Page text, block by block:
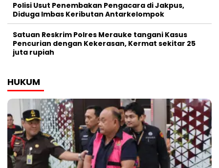
Polisi Usut Penembakan Pengacara di Jakpus,
Diduga Imbas Keributan Antarkelompok
Satuan Reskrim Polres Merauke tangani Kasus
Pencurian dengan Kekerasan, Kermat sekitar 25
juta rupiah
HUKUM